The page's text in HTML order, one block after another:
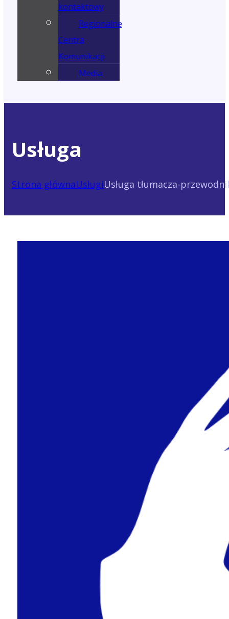
kontaktowy
Regionalne
Centra
Komunikacji
Media
Usługa
Strona głównaUsługiUsługa tłumacza-